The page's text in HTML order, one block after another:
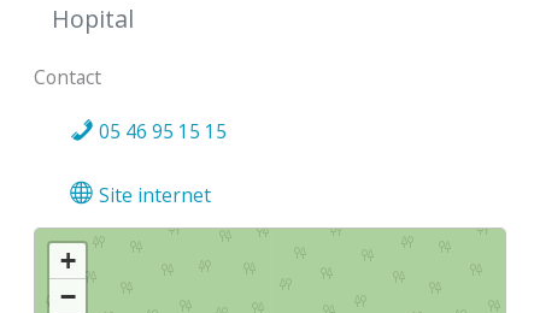
Hopital
Contact
05 46 95 15 15
Site internet
+
−